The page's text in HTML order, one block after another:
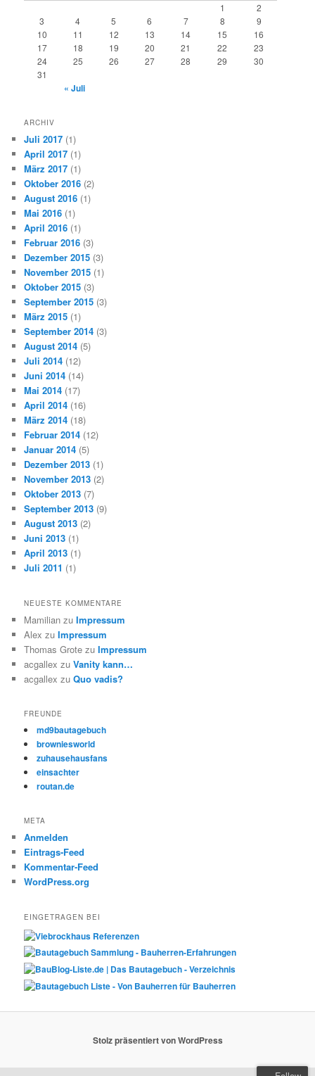
1
2
3
4 5 6 7 8
9
10
11 12 13 14 15
16
17
18 19 20 21 22
23
24
25 26 27 28 29
30
31
« Juli
ARCHIV
Juli 2017 (1)
April 2017 (1)
März 2017 (1)
Oktober 2016 (2)
August 2016 (1)
Mai 2016 (1)
April 2016 (1)
Februar 2016 (3)
Dezember 2015 (3)
November 2015 (1)
Oktober 2015 (3)
September 2015 (3)
März 2015 (1)
September 2014 (3)
August 2014 (5)
Juli 2014 (12)
Juni 2014 (14)
Mai 2014 (17)
April 2014 (16)
März 2014 (18)
Februar 2014 (12)
Januar 2014 (5)
Dezember 2013 (1)
November 2013 (2)
Oktober 2013 (7)
September 2013 (9)
August 2013 (2)
Juni 2013 (1)
April 2013 (1)
Juli 2011 (1)
NEUESTE KOMMENTARE
Mamilian zuImpressum
Alex zuImpressum
Thomas Grote zuImpressum
acgallex zuVanity kann…
acgallex zuQuo vadis?
FREUNDE
md9bautagebuch
browniesworld
zuhausehausfans
einsachter
routan.de
META
Anmelden
Eintrags-Feed
Kommentar-Feed
WordPress.org
EINGETRAGEN BEI
Stolz präsentiert von WordPress